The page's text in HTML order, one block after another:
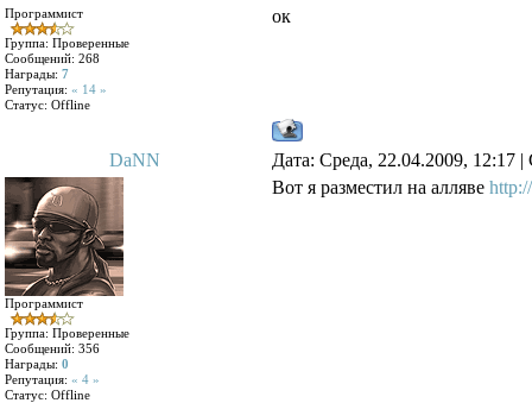
Программист
Группа: Проверенные
Сообщений: 268
Награды: 7
Репутация: « 14 »
Статус: Offline
ок
DaNN Дата: Среда, 22.04.2009, 12:17
Программист
Группа: Проверенные
Сообщений: 356
Награды: 0
Репутация: « 4 »
Статус: Offline
Вот я разместил на алляве